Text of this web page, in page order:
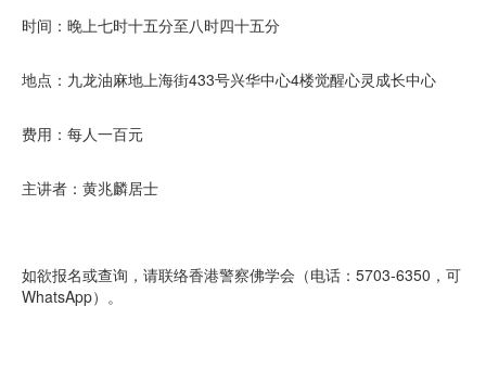
时间：晚上七时十五分至八时四十五分
地点：九龙油麻地上海街433号兴华中心4楼觉醒心灵成长中心
费用：每人一百元
主讲者：黄兆麟居士
如欲报名或查询，请联络香港警察佛学会（电话：5703-6350，可
WhatsApp）。